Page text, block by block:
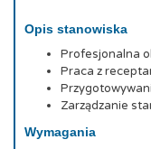
Opis stanowiska
Profesjonalna
Praca z
Zarządzanie
Wymagania